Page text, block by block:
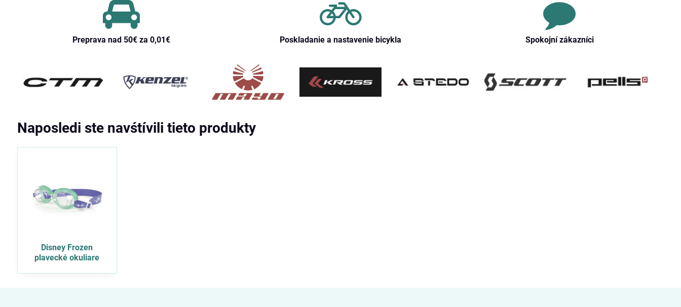
Preprava nad 50€ za 0,01€ Poskladanie a nastavenie bicykla Spokojní zákazníci
Naposledi ste navśtívili tieto produkty
Disney Frozen
plavecké okuliare